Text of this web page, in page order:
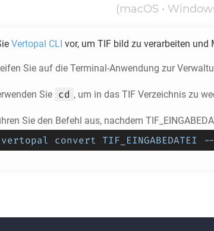
(macOS •
Vertopal CLI vor, um TIF bild zu verarbeiten und
Sie auf die Terminal-Anwendung zur
Sie cd , um in das TIF Verzeichnis zu
Sie den Befehl aus, nachdem
vertopal convert TIF_EINGABEDATEI